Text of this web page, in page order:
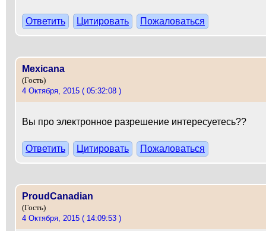
Ответить Цитировать Пожаловаться
Mexicana
(Гость)
4 Октября, 2015 ( 05:32:08 )
Вы про электронное разрешение интересуетесь??
Ответить Цитировать Пожаловаться
ProudCanadian
(Гость)
4 Октября, 2015 ( 14:09:53 )